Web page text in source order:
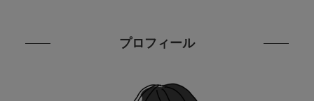
プロフィール